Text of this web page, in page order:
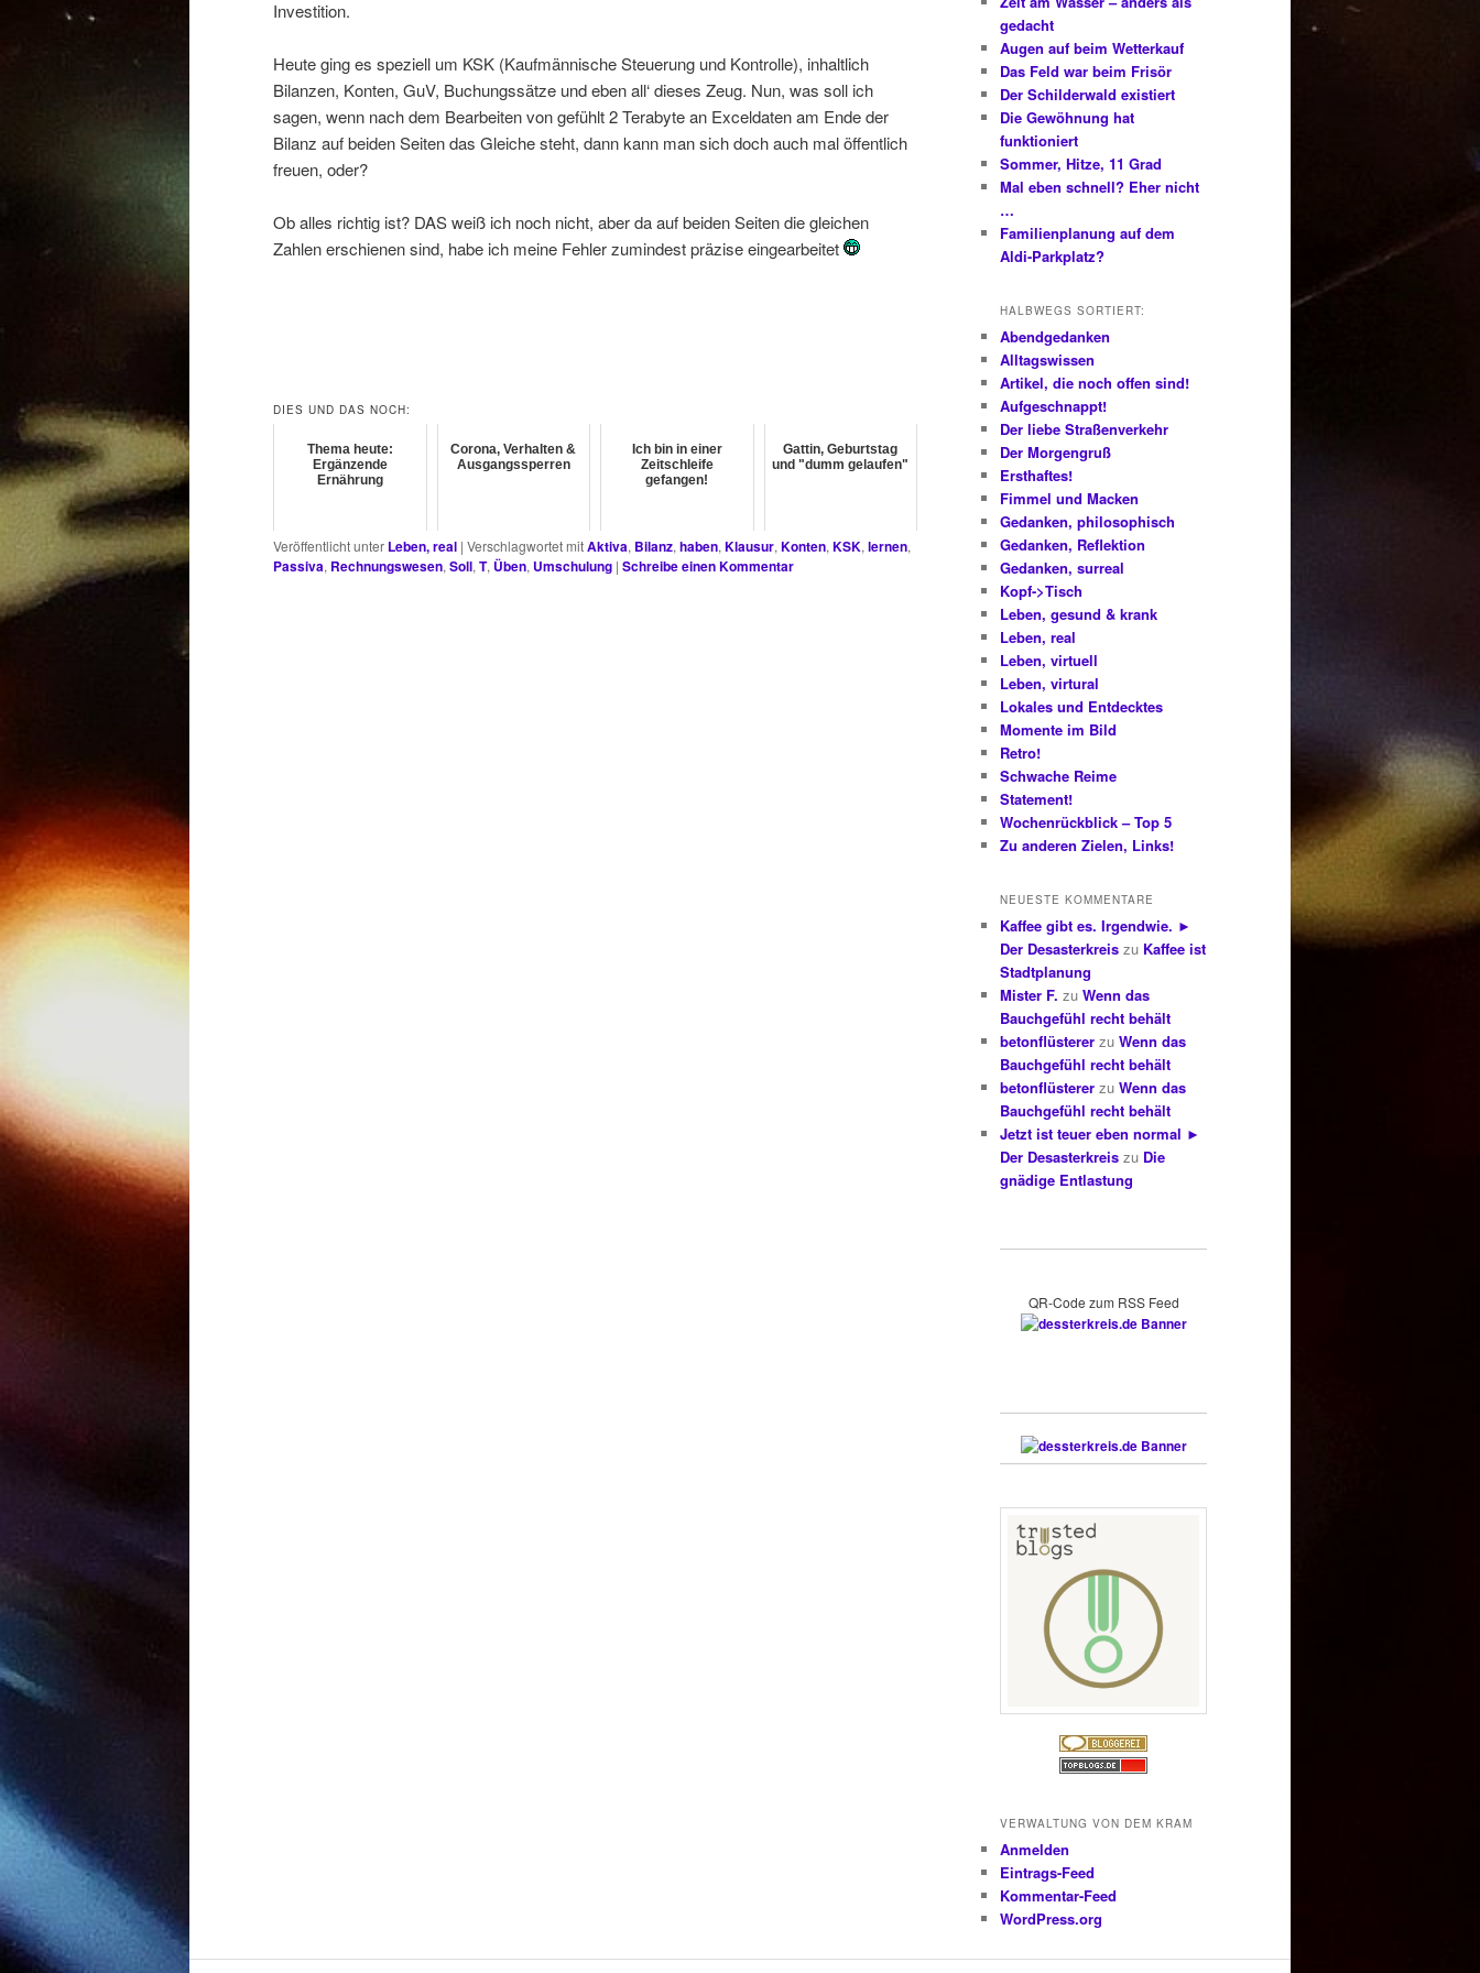
Investition.
Heute ging es speziell um KSK (Kaufmännische Steuerung und Kontrolle), inhaltlich
Bilanzen, Konten, GuV, Buchungssätze und eben all‘ dieses Zeug. Nun, was soll ich
sagen, wenn nach dem Bearbeiten von gefühlt 2 Terabyte an Exceldaten am Ende der
Bilanz auf beiden Seiten das Gleiche steht, dann kann man sich doch auch mal öffentlich
freuen, oder?
Ob alles richtig ist? DAS weiß ich noch nicht, aber da auf beiden Seiten die gleichen
Zahlen erschienen sind, habe ich meine Fehler zumindest präzise eingearbeitet
DIES UND DAS NOCH:
Thema heute:
Ergänzende
Ernährung
Corona, Verhalten &
Ausgangssperren
Ich bin in einer
Zeitschleife
gefangen!
Gattin, Geburtstag
und "dumm gelaufen"
Veröffentlicht unter Leben, real | Verschlagwortet mitAktiva, Bilanz, haben, Klausur, Konten, KSK, lernen,
Passiva, Rechnungswesen, Soll, T, Üben, Umschulung | Schreibe einen Kommentar
gedacht
Augen auf beim Wetterkauf
Das Feld war beim Frisör
Der Schilderwald existiert
Die Gewöhnung hat
funktioniert
Sommer, Hitze, 11 Grad
Mal eben schnell? Eher nicht
…
Familienplanung auf dem
Aldi-Parkplatz?
HALBWEGS SORTIERT:
Abendgedanken
Alltagswissen
Artikel, die noch offen sind!
Aufgeschnappt!
Der liebe Straßenverkehr
Der Morgengruß
Ersthaftes!
Fimmel und Macken
Gedanken, philosophisch
Gedanken, Reflektion
Gedanken, surreal
Kopf->Tisch
Leben, gesund & krank
Leben, real
Leben, virtuell
Leben, virtural
Lokales und Entdecktes
Momente im Bild
Retro!
Schwache Reime
Statement!
Wochenrückblick – Top 5
Zu anderen Zielen, Links!
NEUESTE KOMMENTARE
Kaffee gibt es. Irgendwie. ►
Der Desasterkreis zu Kaffee ist
Stadtplanung
Mister F. zu Wenn das
Bauchgefühl recht behält
betonflüsterer zu Wenn das
Bauchgefühl recht behält
betonflüsterer zu Wenn das
Bauchgefühl recht behält
Jetzt ist teuer eben normal ►
Der Desasterkreis zu Die
gnädige Entlastung
QR-Code zum RSS Feed
VERWALTUNG VON DEM KRAM
Anmelden
Eintrags-Feed
Kommentar-Feed
WordPress.org